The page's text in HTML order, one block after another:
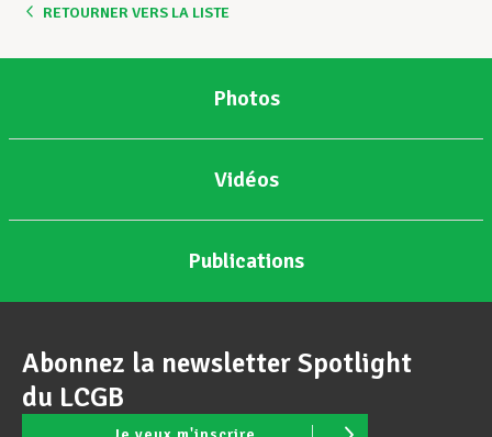
RETOURNER VERS LA LISTE
Photos
Vidéos
Publications
Abonnez la newsletter Spotlight
du LCGB